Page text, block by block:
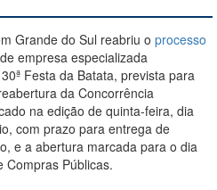
Grande do Sul reabriu o processo
empresa especializada
Festa da Batata, prevista para
da Concorrência
na edição de quinta-feira, dia
com prazo para entrega de
e a abertura marcada para o dia
Compras Públicas.